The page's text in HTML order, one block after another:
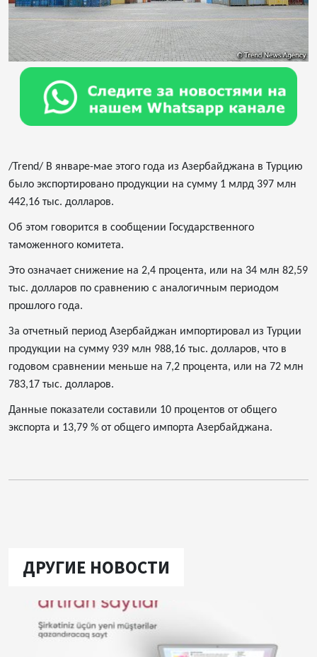
/Trend/ В январе-мае этого года из Азербайджана в Турцию
было экспортировано продукции на сумму 1 млрд 397 млн
442,16 тыс. долларов.
Об этом говорится в сообщении Государственного
таможенного комитета.
Это означает снижение на 2,4 процента, или на 34 млн 82,59
тыс. долларов по сравнению с аналогичным периодом
прошлого года.
За отчетный период Азербайджан импортировал из Турции
продукции на сумму 939 млн 988,16 тыс. долларов, что в
годовом сравнении меньше на 7,2 процента, или на 72 млн
783,17 тыс. долларов.
Данные показатели составили 10 процентов от общего
экспорта и 13,79 % от общего импорта Азербайджана.
ДРУГИЕ НОВОСТИ